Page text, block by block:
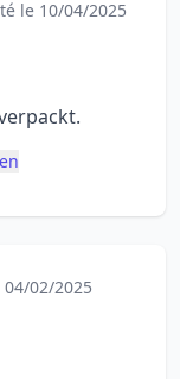
le 10/04/2025
04/02/2025